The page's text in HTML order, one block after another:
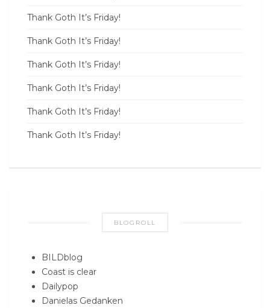
Thank Goth It’s Friday!
Thank Goth It’s Friday!
Thank Goth It’s Friday!
Thank Goth It’s Friday!
Thank Goth It’s Friday!
Thank Goth It’s Friday!
BLOGROLL
BILDblog
Coast is clear
Dailypop
Danielas Gedanken